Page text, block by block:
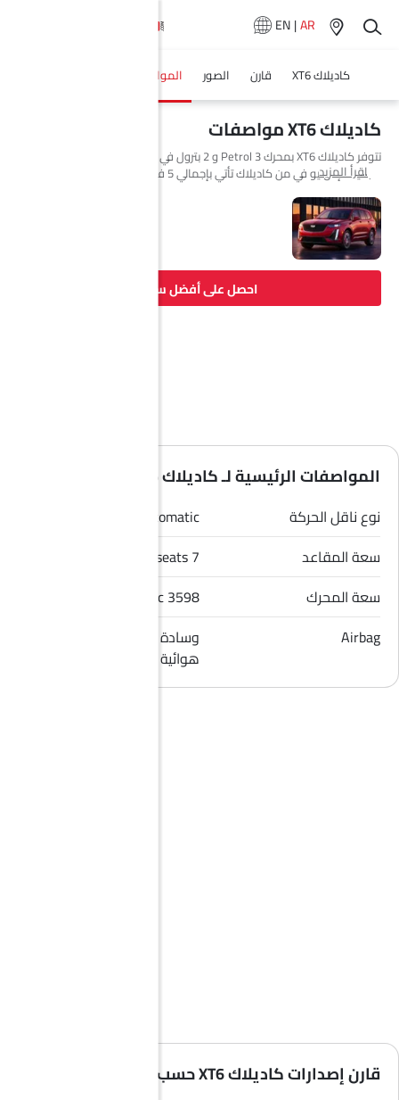
EN|AR
كاديلاك XT6 قارن الصور المواصفات
كاديلاك XT6 مواصفات
الجديدة إس يو في من كاديلاك تأتي بإجمالي 5 فئة.
اقرأ المزيد
احصل على أفضل سعر
المواصفات الرئيسية لـ كاديلاك XT6 2026
نوع ناقل الحركة
Automatic
سعة المقاعد
7 seats
سعة المحرك
3598 cc
Airbag
وسادة هوائية للسائق, وسادة
هوائية للراكب الأمامي
قارن إصدارات كاديلاك XT6 حسب المواصفات